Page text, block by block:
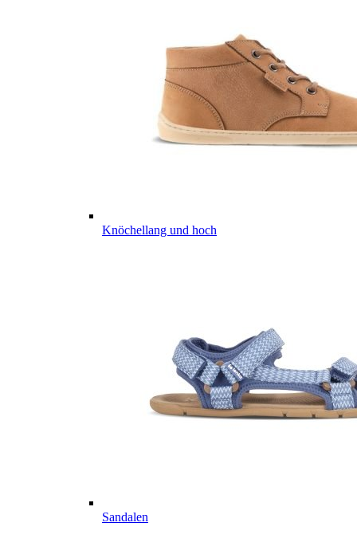
Knöchellang und hoch
Sandalen